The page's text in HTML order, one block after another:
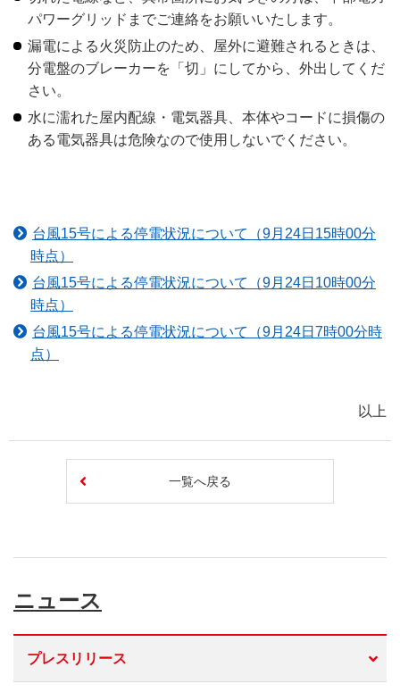
パワーグリッドまでご連絡をお願いいたします。
漏電による火災防止のため、屋外に避難されるときは、
分電盤のブレーカーを「切」にしてから、外出してくだ
さい。
水に濡れた屋内配線・電気器具、本体やコードに損傷の
ある電気器具は危険なので使用しないでください。
台風15号による停電状況について（9月24日15時00分
時点）
台風15号による停電状況について（9月24日10時00分
時点）
台風15号による停電状況について（9月24日7時00分時
点）
以上
一覧へ戻る
ニュース
プレスリリース